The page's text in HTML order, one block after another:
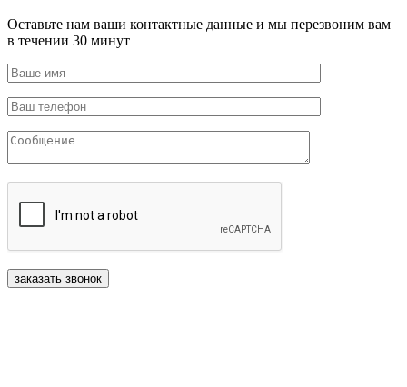
Оставьте нам ваши контактные данные и мы перезвоним вам
в течении 30 минут